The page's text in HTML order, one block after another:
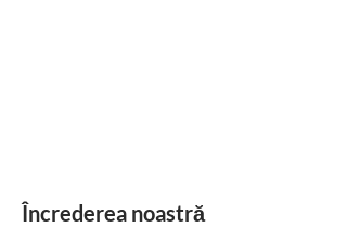
Încrederea noastră